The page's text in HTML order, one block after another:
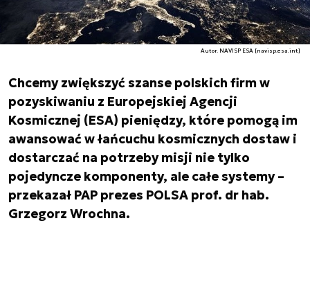
Autor. NAVISP ESA [navisp.esa.int]
Chcemy zwiększyć szanse polskich firm w
pozyskiwaniu z Europejskiej Agencji
Kosmicznej (ESA) pieniędzy, które pomogą im
awansować w łańcuchu kosmicznych dostaw i
dostarczać na potrzeby misji nie tylko
pojedyncze komponenty, ale całe systemy –
przekazał PAP prezes POLSA prof. dr hab.
Grzegorz Wrochna.